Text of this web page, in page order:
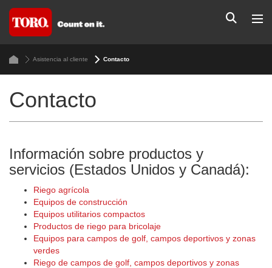
Asistencia al cliente Contacto
Contacto
Información sobre productos y
servicios (Estados Unidos y Canadá):
Riego agrícola
Equipos de construcción
Equipos utilitarios compactos
Productos de riego para bricolaje
Equipos para campos de golf, campos deportivos y zonas
verdes
Riego de campos de golf, campos deportivos y zonas